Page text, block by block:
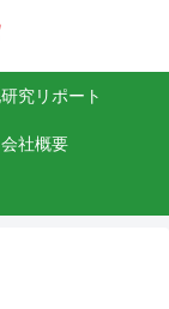
究リポート
会社概要